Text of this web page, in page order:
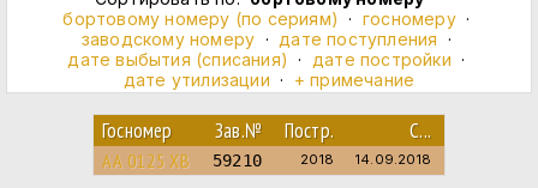
бортовому номеру (по сериям) · госномеру·
заводскому номеру · дате поступления ·
дате выбытия (списания) · дате постройки ·
дате утилизации · + примечание
Госномер Зав.№ Постр. С...
АА 0125 ХВ 59210 2018 14.09.2018